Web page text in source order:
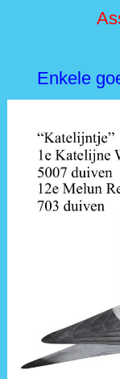
Enkele